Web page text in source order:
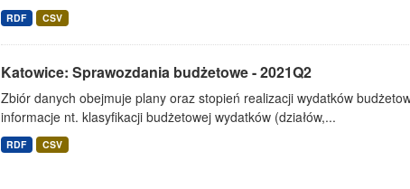
RDF CSV
Katowice: Sprawozdania budżetowe - 2021Q2
Zbiór danych obejmuje plany oraz stopień realizacji wydatków
informacje nt. klasyfikacji budżetowej wydatków (działów,...
RDF CSV